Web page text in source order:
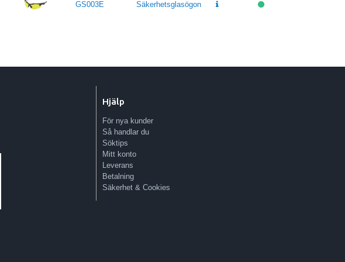
GS003E Säkerhetsglasögon
Hjälp
För nya kunder
Så handlar du
Söktips
Mitt konto
Leverans
Betalning
Säkerhet & Cookies